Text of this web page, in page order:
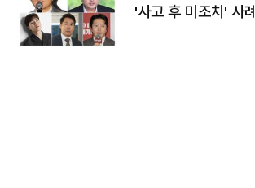
'사고 후 미조치' 사례